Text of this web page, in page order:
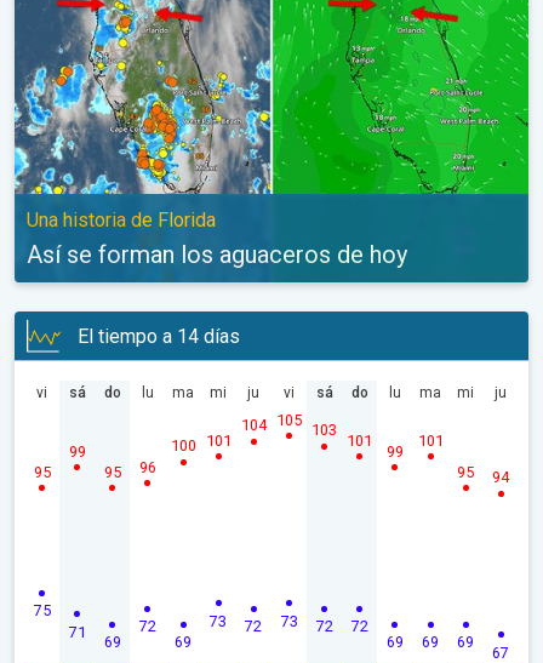
Una historia de Florida
Así se forman los aguaceros de hoy
El tiempo a 14 días
vi
75
95
sá
71
99
do
69
95
lu
72
96
ma
69
100
mi
73
101
ju
72
104
vi
73
105
sá
72
103
do
72
101
lu
69
99
ma
69
101
mi
69
95
ju
67
94